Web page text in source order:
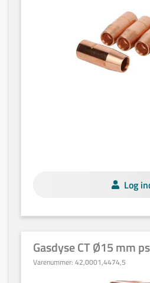
Log
Gasdyse CT Ø15 mm
Varenummer: 42,0001,4474,5